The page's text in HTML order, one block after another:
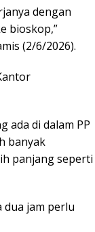
dengan
bioskop,”
(2/6/2026).
ada di dalam PP
banyak
panjang seperti
dua jam perlu